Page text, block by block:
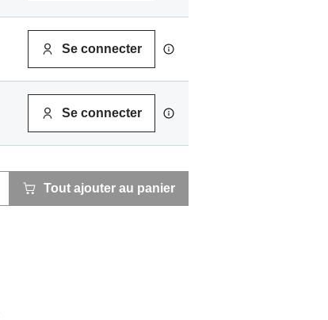
Se connecter
Se connecter
Tout ajouter au panier